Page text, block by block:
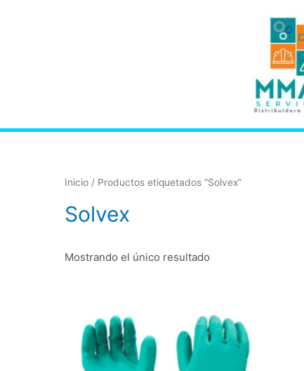
Inicio / Productos etiquetados “Solvex”
Solvex
Mostrando el único resultado